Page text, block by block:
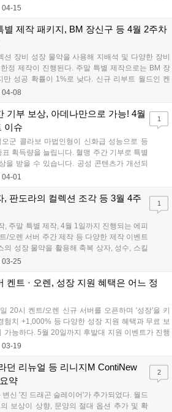
법인형을, 레거시 월드에서는 성장 물약으로 축복의
04-15
별 제작 패키지, BM 장신구 등 4월 2주차
션 장비 성장 물약을 사용해 지배석 및 다양한 장비
정 제작이 진행된다. 주말 특별 제작으로는 BM 장
만 성공 확률이 1%로 낮다. 신규 리부트 월드인 켄
제작에서 제외되며, 대신 룬 변환석 행운 상자를 제
04-08
기부 보상, 아데나만으로 가능! 4월
이슈
군 콜라보 마법인형이 신화급 성능으로 등
획득량을 늘립니다. 혈맹 주간 기부로 특별
을 받을 수 있습니다. 공성 콘텐츠가 개선되
하딘 텔레포트 이용이 촉진되며, 4월 1주차
04-01
1
, 판도라의 컬렉션 조각 등 3월 4주
, 주말 특별 제작, 4월 1일까지 진행되는 에피
/오렌 서버 주간 제작 등 다양한 제작 이벤트
의 성장 물약을 활용해 축복 상자, 성수, 스킬
얻을 수 있으며, 효율적인 물약 구매 가이드
03-25
1
켄트 · 오렌, 성장 지원 혜택은 어느 정
20시 켄트/오렌 신규 서버를 오픈하며 '성장'을 키
험치 +1,000% 등 다양한 성장 지원 혜택과 무료 보
가능하다. 5월 20일까지 후발대 지원 이벤트가 진행
신규 서버 전용 쿠폰 사용이 가능하다. 6월 10일까
03-19
던 리뉴얼 등 리니지M ContiNew
약
신 '진 드래곤 슬레이어'가 추가되었다. 월드
보상이 상향, 문양의 절대 옵션 추가 및 확
2